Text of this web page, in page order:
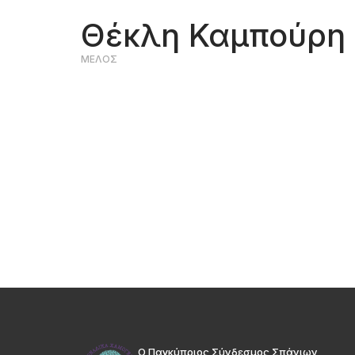
Θέκλη Καμπούρη
ΜΕΛΟΣ
Ο Παγκύπριος Σύνδεσμος Σπάνιων